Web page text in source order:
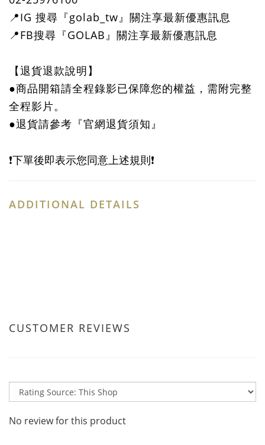
📍IG 搜尋『golab_tw』關注享最新優惠訊息
📍FB搜尋『GOLAB』關注享最新優惠訊息
【退貨退款說明】
●商品開箱請全程錄影已保障您的權益，需附完整
全程影片。
●退貨請參考『官網退貨須知』
❗️下單後即表示您同意上述規則❗️
ADDITIONAL DETAILS
CUSTOMER REVIEWS
No review for this product